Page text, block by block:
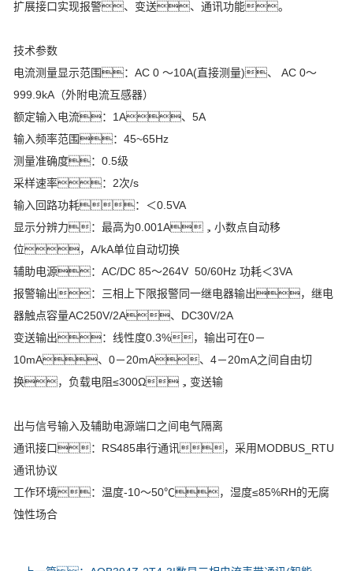
扩展接口实现报警、变送、通讯功能。
技术参数
电流测量显示范围：AC 0 ～10A(直接测量)、 AC 0～
999.9kA（外附电流互感器）
额定输入电流：1A、5A
输入频率范围：45~65Hz
测量准确度：0.5级
采样速率：2次/s
输入回路功耗：＜0.5VA
显示分辨力：最高为0.001A，小数点自动移
位，A/kA单位自动切换
辅助电源：AC/DC 85～264V 50/60Hz 功耗＜3VA
报警输出：三相上下限报警同一继电器输出，继电
器触点容量AC250V/2A、DC30V/2A
变送输出：线性度0.3%，输出可在0－
10mA、0－20mA、4－20mA之间自由切
换，负载电阻≤300Ω，变送输
出与信号输入及辅助电源端口之间电气隔离
通讯接口：RS485串行通讯，采用MODBUS_RTU
通讯协议
工作环境：温度-10～50℃，湿度≤85%RH的无腐
蚀性场合